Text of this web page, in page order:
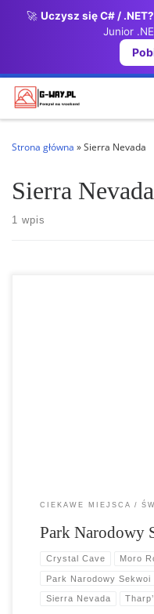
🚀 Uczysz się C# / .NET?
Junior
Przejdź do treści
Strona główna »Sierra Nevada
Sierra Nevada
1 wpis
CIEKAWE MIEJSCA
Park Narodowy
Crystal Cave Moro
Park Narodowy Sekwoi
Sierra Nevada